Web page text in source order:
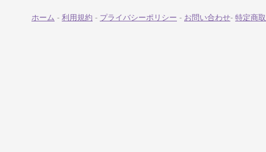
ホーム - 利用規約 - プライバシーポリシー - お問い合わせ- 特定商